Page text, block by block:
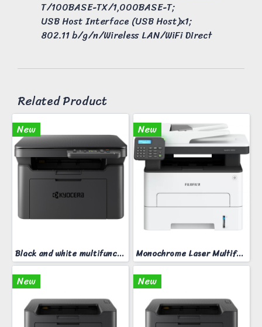
T/100BASE-TX/1,000BASE-T;
USB Host Interface (USB Host)x1;
802.11 b/g/n/Wireless LAN/WiFi Direct
Related Product
New
Black and white multifunction printer KYOCERA MA-2000W
New
Monochrome Laser Multifunction printer ApeosPort 3410SD
New New